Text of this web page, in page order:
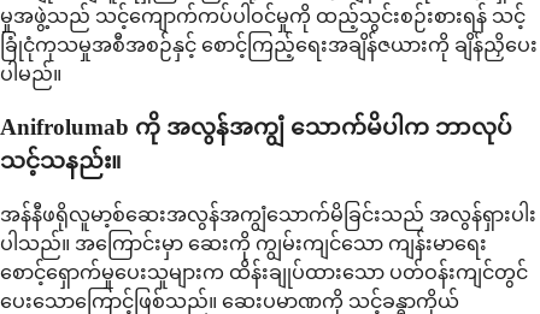
မှုအဖွဲ့သည် သင့်ကျောက်ကပ်ပါဝင်မှုကို ထည့်သွင်းစဉ်းစားရန် သင့်
ခြုံငုံကုသမှုအစီအစဉ်နှင့် စောင့်ကြည့်ရေးအချိန်ဇယားကို ချိန်ညှိပေး
ပါမည်။
Anifrolumab ကို အလွန်အကျွံ သောက်မိပါက ဘာလုပ်
သင့်သနည်း။
အန်နီဖရိုလူမာ့စ်ဆေးအလွန်အကျွံသောက်မိခြင်းသည် အလွန်ရှားပါး
ပါသည်။ အကြောင်းမှာ ဆေးကို ကျွမ်းကျင်သော ကျန်းမာရေး
စောင့်ရှောက်မှုပေးသူများက ထိန်းချုပ်ထားသော ပတ်ဝန်းကျင်တွင်
ပေးသောကြောင့်ဖြစ်သည်။ ဆေးပမာဏကို သင့်ခန္ဓာကိုယ်